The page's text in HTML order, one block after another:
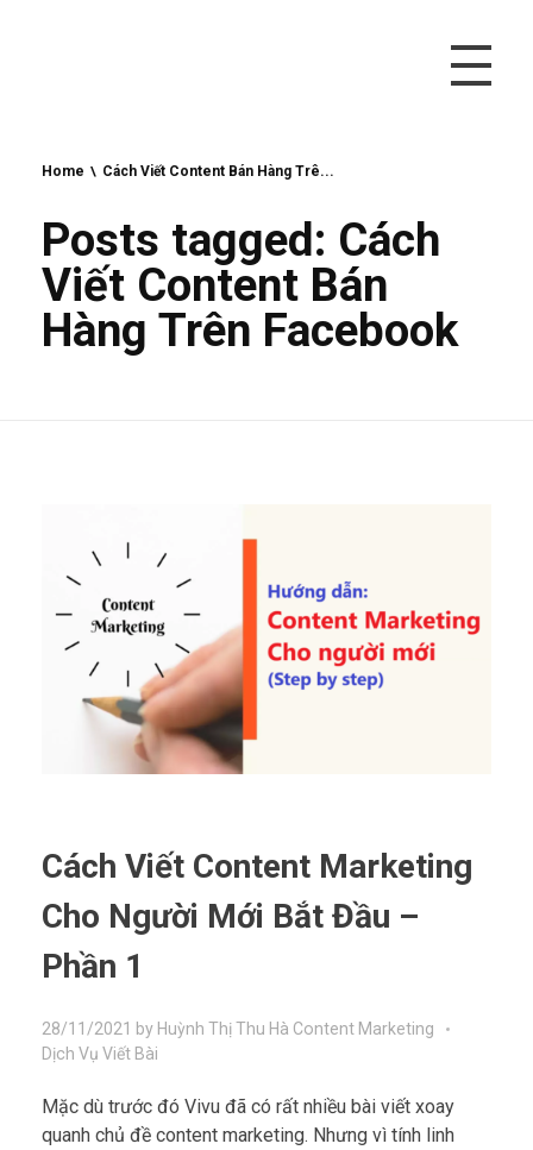
Home Cách Viết Content Bán Hàng Trê...
Posts tagged: Cách
Viết Content Bán
Hàng Trên Facebook
Cách Viết Content Marketing
Cho Người Mới Bắt Đầu –
Phần 1
28/11/2021 by Huỳnh Thị Thu Hà Content Marketing
Dịch Vụ Viết Bài
Mặc dù trước đó Vivu đã có rất nhiều bài viết xoay
quanh chủ đề content marketing. Nhưng vì tính linh